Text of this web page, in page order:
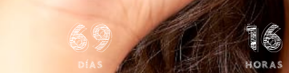
69
Días
16
Horas